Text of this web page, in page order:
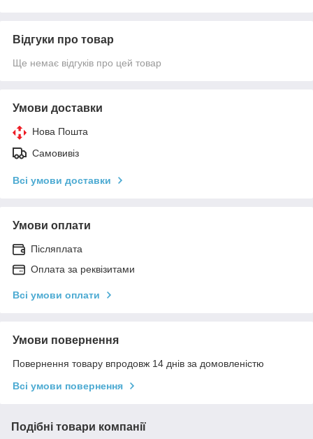
Відгуки про товар
Ще немає відгуків про цей товар
Умови доставки
Нова Пошта
Самовивіз
Всі умови доставки
Умови оплати
Післяплата
Оплата за реквізитами
Всі умови оплати
Умови повернення
Повернення товару впродовж 14 днів за домовленістю
Всі умови повернення
Подібні товари компанії